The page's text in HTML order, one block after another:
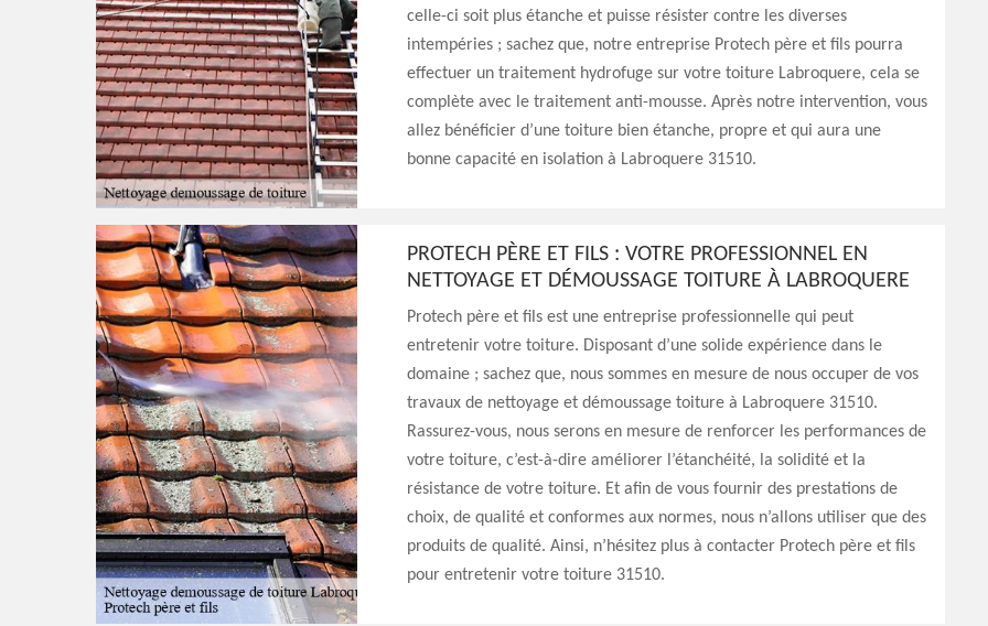
celle-ci soit plus étanche et puisse résister contre les diverses
intempéries ; sachez que, notre entreprise Protech père et fils pourra
effectuer un traitement hydrofuge sur votre toiture Labroquere, cela se
complète avec le traitement anti-mousse. Après notre intervention, vous
allez bénéficier d’une toiture bien étanche, propre et qui aura une
bonne capacité en isolation à Labroquere 31510.
PROTECH PÈRE ET FILS : VOTRE PROFESSIONNEL EN
NETTOYAGE ET DÉMOUSSAGE TOITURE À LABROQUERE
Protech père et fils est une entreprise professionnelle qui peut
entretenir votre toiture. Disposant d’une solide expérience dans le
domaine ; sachez que, nous sommes en mesure de nous occuper de vos
travaux de nettoyage et démoussage toiture à Labroquere 31510.
Rassurez-vous, nous serons en mesure de renforcer les performances de
votre toiture, c’est-à-dire améliorer l’étanchéité, la solidité et la
résistance de votre toiture. Et afin de vous fournir des prestations de
choix, de qualité et conformes aux normes, nous n’allons utiliser que des
produits de qualité. Ainsi, n’hésitez plus à contacter Protech père et fils
pour entretenir votre toiture 31510.